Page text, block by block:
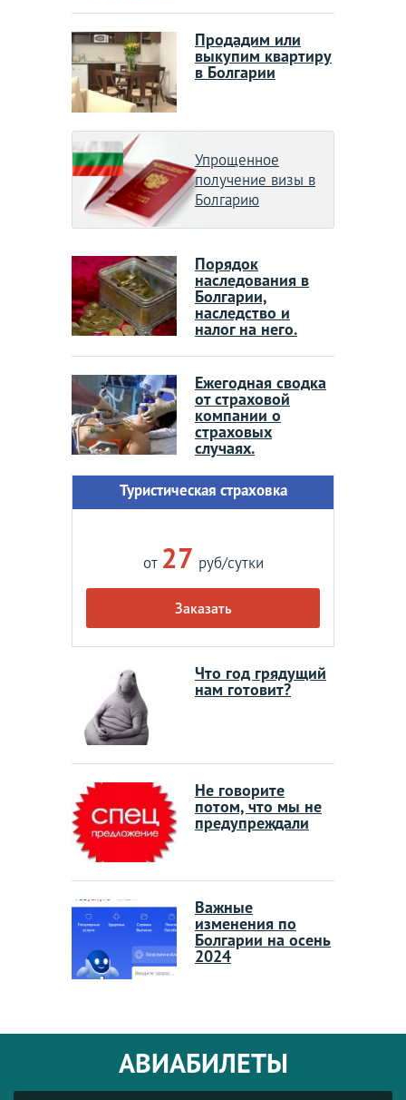
Продадим или
выкупим квартиру
в Болгарии
Упрощенное
получение визы в
Болгарию
Порядок
наследования в
Болгарии,
наследство и
налог на него.
Ежегодная сводка
от страховой
компании о
страховых
случаях.
Туристическая страховка
от 27 руб/сутки
Заказать
Что год грядущий
нам готовит?
Не говорите
потом, что мы не
предупреждали
Важные
изменения по
Болгарии на осень
2024
АВИАБИЛЕТЫ